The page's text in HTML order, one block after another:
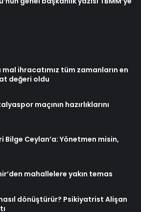
mal ihracatımız tüm zamanların en
değeri oldu
maçının hazırlıklarını
Bilge Ceylan’a: Yönetmen misin,
mahallelere yakın temas
dönüştürür? Psikiyatrist Alişan